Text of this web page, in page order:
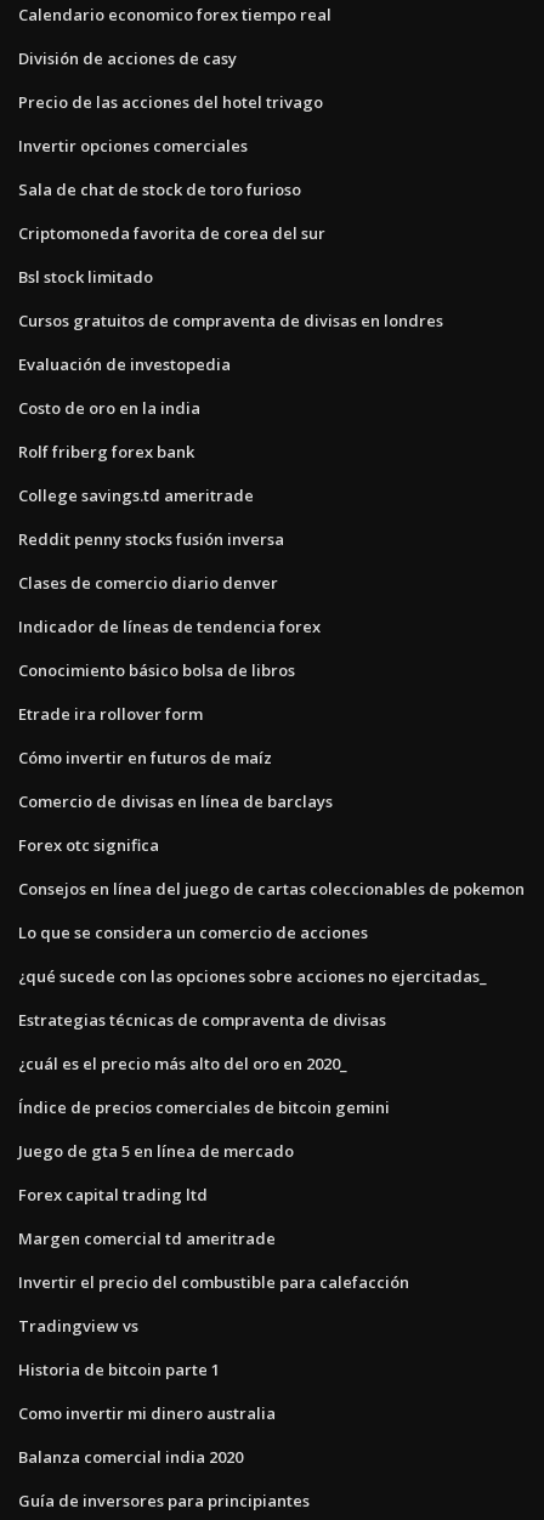
Calendario economico forex tiempo real
División de acciones de casy
Precio de las acciones del hotel trivago
Invertir opciones comerciales
Sala de chat de stock de toro furioso
Criptomoneda favorita de corea del sur
Bsl stock limitado
Cursos gratuitos de compraventa de divisas en londres
Evaluación de investopedia
Costo de oro en la india
Rolf friberg forex bank
College savings.td ameritrade
Reddit penny stocks fusión inversa
Clases de comercio diario denver
Indicador de líneas de tendencia forex
Conocimiento básico bolsa de libros
Etrade ira rollover form
Cómo invertir en futuros de maíz
Comercio de divisas en línea de barclays
Forex otc significa
Consejos en línea del juego de cartas coleccionables de pokemon
Lo que se considera un comercio de acciones
¿qué sucede con las opciones sobre acciones no ejercitadas_
Estrategias técnicas de compraventa de divisas
¿cuál es el precio más alto del oro en 2020_
Índice de precios comerciales de bitcoin gemini
Juego de gta 5 en línea de mercado
Forex capital trading ltd
Margen comercial td ameritrade
Invertir el precio del combustible para calefacción
Tradingview vs
Historia de bitcoin parte 1
Como invertir mi dinero australia
Balanza comercial india 2020
Guía de inversores para principiantes